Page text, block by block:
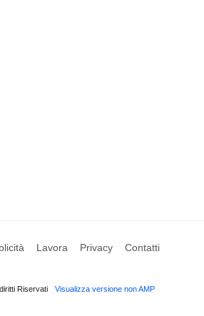
Lavora Privacy Contatti
Riservati Visualizza versione non AMP